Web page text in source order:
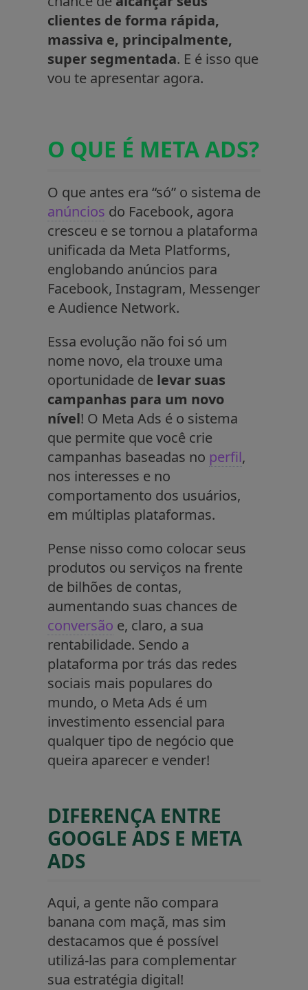
clientes de forma rápida,
massiva e, principalmente,
super segmentada. E é isso que
vou te apresentar agora.
O QUE É META ADS?
O que antes era “só” o sistema de
anúncios do Facebook, agora
cresceu e se tornou a plataforma
unificada da Meta Platforms,
englobando anúncios para
Facebook, Instagram, Messenger
e Audience Network.
Essa evolução não foi só um
nome novo, ela trouxe uma
oportunidade de levar suas
campanhas para um novo
nível! O Meta Ads é o sistema
que permite que você crie
campanhas baseadas no perfil,
nos interesses e no
comportamento dos usuários,
em múltiplas plataformas.
Pense nisso como colocar seus
produtos ou serviços na frente
de bilhões de contas,
aumentando suas chances de
conversão e, claro, a sua
rentabilidade. Sendo a
plataforma por trás das redes
sociais mais populares do
mundo, o Meta Ads é um
investimento essencial para
qualquer tipo de negócio que
queira aparecer e vender!
DIFERENÇA ENTRE
GOOGLE ADS E META
ADS
Aqui, a gente não compara
banana com maçã, mas sim
destacamos que é possível
utilizá-las para complementar
sua estratégia digital!